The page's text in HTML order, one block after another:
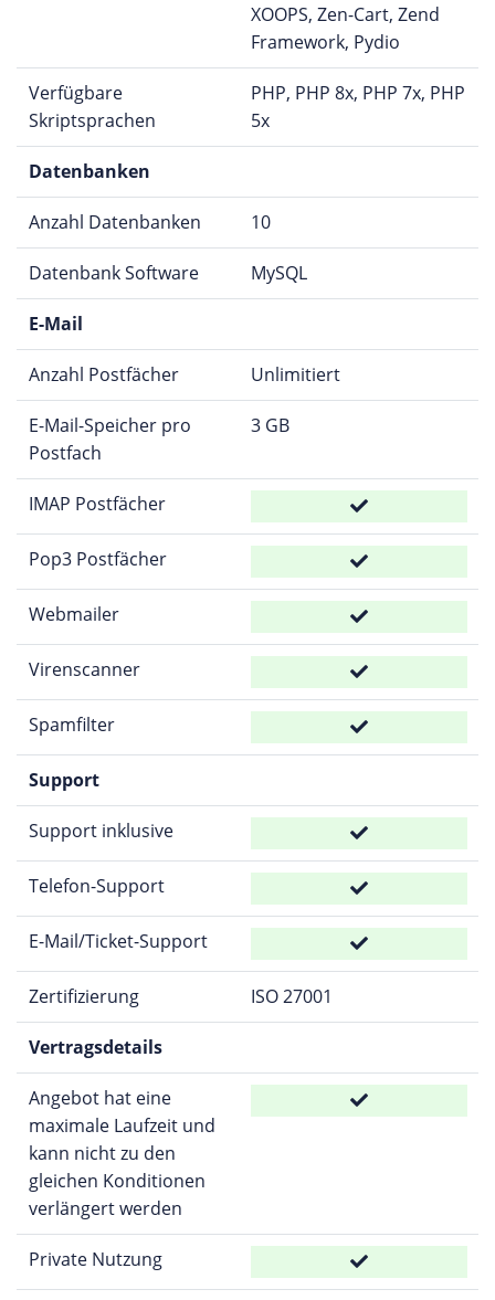
XOOPS, Zen-Cart, Zend
Framework, Pydio
Verfügbare
Skriptsprachen
PHP, PHP 8x, PHP 7x, PHP
5x
Datenbanken
Anzahl Datenbanken 10
Datenbank Software MySQL
E-Mail
Anzahl Postfächer Unlimitiert
E-Mail-Speicher pro
Postfach
3 GB
IMAP Postfächer
Pop3 Postfächer
Webmailer
Virenscanner
Spamfilter
Support
Support inklusive
Telefon-Support
E-Mail/Ticket-Support
Zertifizierung ISO 27001
Vertragsdetails
Angebot hat eine
maximale Laufzeit und
kann nicht zu den
gleichen Konditionen
verlängert werden
Private Nutzung